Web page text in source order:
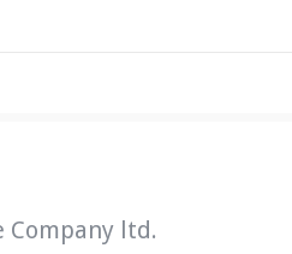
Company ltd.